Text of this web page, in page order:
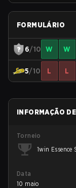
FORMULÁRIO
6/10 W W
5/10 L L
INFORMAÇÃO
Torneio
1win Essence
Data
10 maio